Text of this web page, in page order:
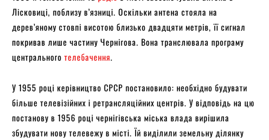
Лісковиці, поблизу в’язниці. Оскільки антена стояла на
дерев’яному стовпі висотою близько двадцяти метрів, її сигнал
покривав лише частину Чернігова. Вона транслювала програму
центрального телебачення.
У 1955 році керівництво СРСР постановило: необхідно будувати
більше телевізійних і ретрансляційних центрів. У відповідь на цю
постанову в 1956 році чернігівська міська влада вирішила
збудувати нову телевежу в місті. Їй виділили земельну ділянку